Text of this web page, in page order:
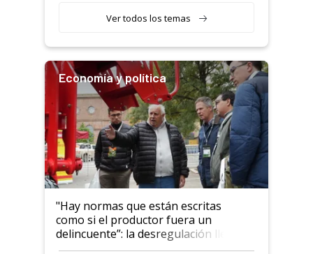
Ver todos los temas
Economía y política
"Hay normas que están escritas
como si el productor fuera un
delincuente”: la desregulación llegó
al Congreso Aapresid y hasta se